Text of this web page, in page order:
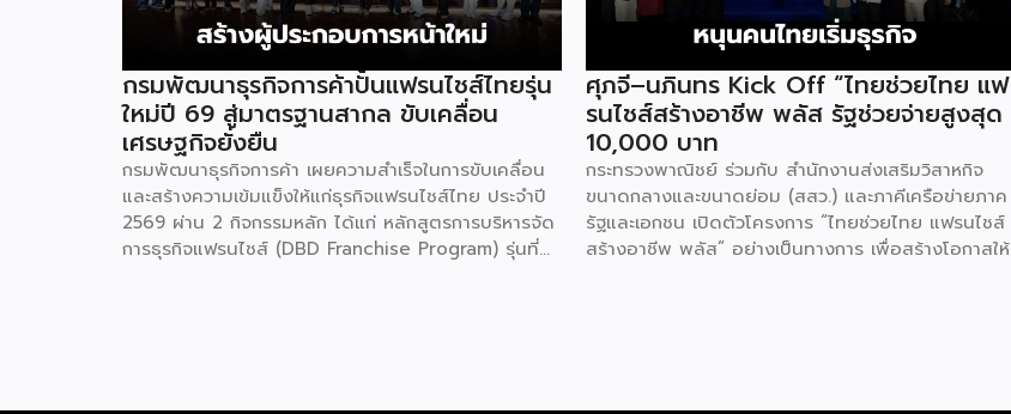
กรมพัฒนาธุรกิจการค้าปั้นแฟรนไชส์ไทยรุ่น
ใหม่ปี 69 สู่มาตรฐานสากล ขับเคลื่อน
เศรษฐกิจยั่งยืน
กรมพัฒนาธุรกิจการค้า เผยความสำเร็จในการขับเคลื่อน
และสร้างความเข้มแข็งให้แก่ธุรกิจแฟรนไชส์ไทย ประจำปี
2569 ผ่าน 2 กิจกรรมหลัก ได้แก่ หลักสูตรการบริหารจัด
การธุรกิจแฟรนไชส์ (DBD Franchise Program) รุ่นที่
กรณ์ อธิบดีกรมพัฒนาธุรกิจการค้า กระทรวงพาณิชย์
ศุภจี–นภินทร Kick Off “ไทยช่วยไทย แฟ
รนไชส์สร้างอาชีพ พลัส รัฐช่วยจ่ายสูงสุด
10,000 บาท
กระทรวงพาณิชย์ ร่วมกับ สำนักงานส่งเสริมวิสาหกิจ
ขนาดกลางและขนาดย่อม (สสว.) และภาคีเครือข่ายภาค
รัฐและเอกชน เปิดตัวโครงการ “ไทยช่วยไทย แฟรนไชส์
สร้างอาชีพ พลัส” อย่างเป็นทางการ เพื่อสร้างโอกาสให้
นายกรัฐมนตรีและรัฐมนตรีว่าการกระทรวงพาณิชย์ เป็น